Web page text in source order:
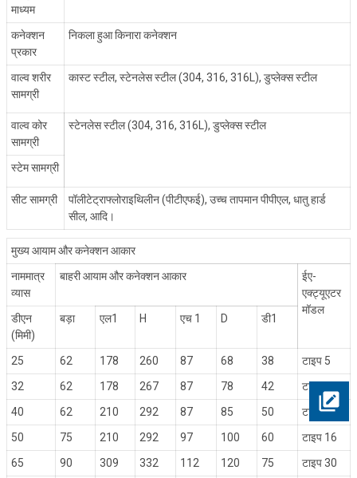
माध्यम
कनेक्शन
प्रकार
निकला हुआ किनारा कनेक्शन
वाल्व शरीर
सामग्री
कास्ट स्टील, स्टेनलेस स्टील (304, 316, 316L), डुप्लेक्स स्टील
वाल्व कोर
सामग्री
स्टेनलेस स्टील (304, 316, 316L), डुप्लेक्स स्टील
स्टेम सामग्री
सीट सामग्री
पॉलीटेट्राफ्लोराइथिलीन (पीटीएफई), उच्च तापमान पीपीएल, धातु हार्ड
सील, आदि।
मुख्य आयाम और कनेक्शन आकार
नाममात्र
व्यास
बाहरी आयाम और कनेक्शन आकार
ईए-
एक्ट्यूएटर
मॉडल
डीएन
(मिमी)
बड़ा एल1 H एच 1 D डी1
25 62 178 260 87 68 38
टाइप 5
32
62 178 267 87 78 42
टाइप 5
40
62 210 292 87 85 50
टाइप 10
50
75 210 292 97 100 60
टाइप 16
65
90 309 332 112 120 75 टाइप 30